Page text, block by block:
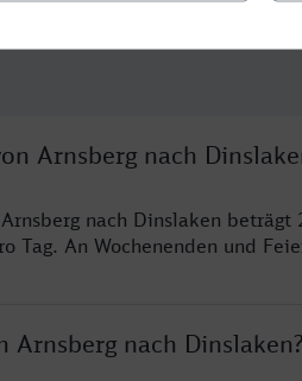
Arnsberg nach
nach Dinslaken beträgt
An Wochenenden und
nach Dinslaken?